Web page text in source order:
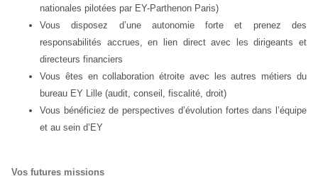
nationales pilotées par EY-Parthenon Paris)
Vous disposez d’une autonomie forte et prenez des
responsabilités accrues, en lien direct avec les dirigeants et
directeurs financiers
Vous êtes en collaboration étroite avec les autres métiers du
bureau EY Lille (audit, conseil, fiscalité, droit)
Vous bénéficiez de perspectives d’évolution fortes dans l’équipe
et au sein d’EY
Vos futures missions